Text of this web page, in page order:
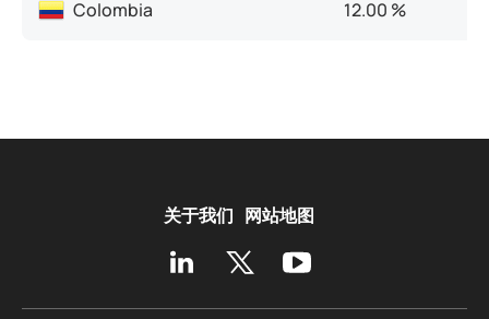
Colombia 12.00 %
关于我们 网站地图